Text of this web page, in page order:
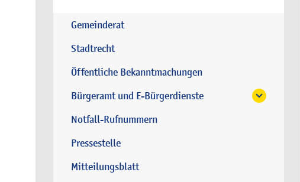
Gemeinderat
Stadtrecht
Öffentliche Bekanntmachungen
Bürgeramt und E-Bürgerdienste
Notfall-Rufnummern
Pressestelle
Mitteilungsblatt